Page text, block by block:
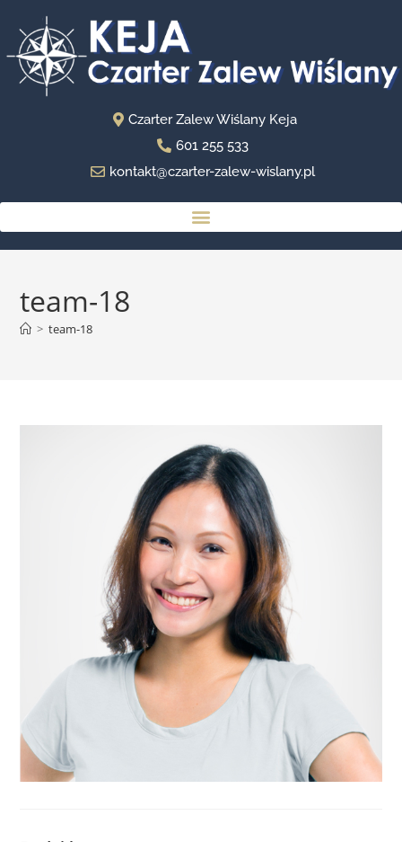
Czarter Zalew Wiślany Keja
601 255 533
kontakt@czarter-zalew-wislany.pl
team-18
> team-18